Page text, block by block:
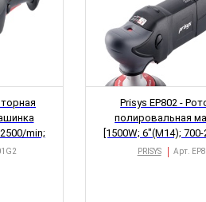
min;
Prisys EP802 -
полировальная
[1500W; 6"(M14);
2.2kg]
Арт.
PRISYS